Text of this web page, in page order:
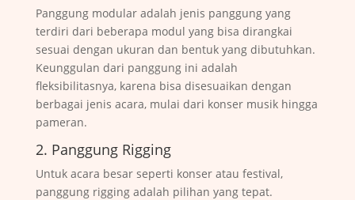
Panggung modular adalah jenis panggung yang
terdiri dari beberapa modul yang bisa dirangkai
sesuai dengan ukuran dan bentuk yang dibutuhkan.
Keunggulan dari panggung ini adalah
fleksibilitasnya, karena bisa disesuaikan dengan
berbagai jenis acara, mulai dari konser musik hingga
pameran.
2. Panggung Rigging
Untuk acara besar seperti konser atau festival,
panggung rigging adalah pilihan yang tepat.